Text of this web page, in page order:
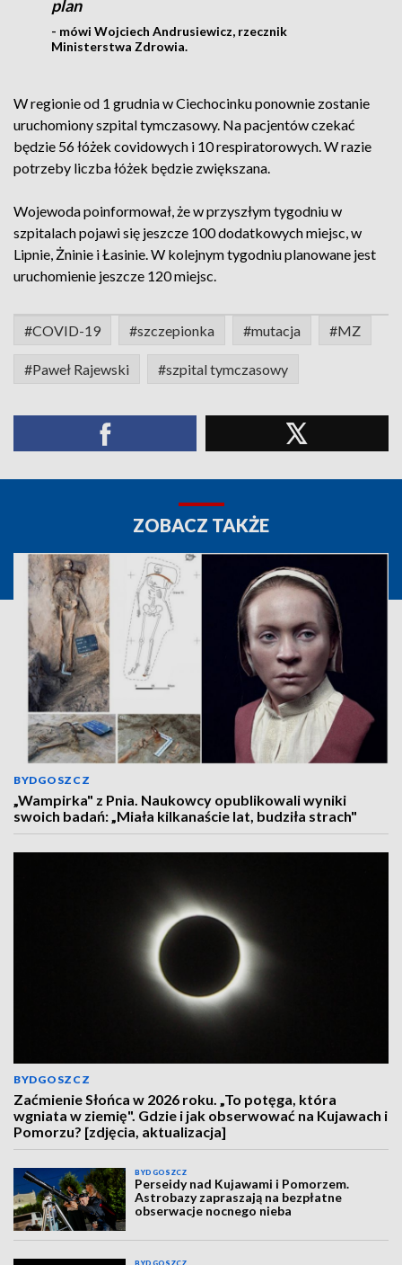
plan
- mówi Wojciech Andrusiewicz, rzecznik
Ministerstwa Zdrowia.
W regionie od 1 grudnia w Ciechocinku ponownie zostanie
uruchomiony szpital tymczasowy. Na pacjentów czekać
będzie 56 łóżek covidowych i 10 respiratorowych. W razie
potrzeby liczba łóżek będzie zwiększana.
Wojewoda poinformował, że w przyszłym tygodniu w
szpitalach pojawi się jeszcze 100 dodatkowych miejsc, w
Lipnie, Żninie i Łasinie. W kolejnym tygodniu planowane jest
uruchomienie jeszcze 120 miejsc.
#COVID-19 #szczepionka #mutacja #MZ
#Paweł Rajewski #szpital tymczasowy
ZOBACZ TAKŻE
BYDGOSZCZ
„Wampirka" z Pnia. Naukowcy opublikowali wyniki
swoich badań: „Miała kilkanaście lat, budziła strach"
BYDGOSZCZ
Zaćmienie Słońca w 2026 roku. „To potęga, która
wgniata w ziemię". Gdzie i jak obserwować na Kujawach i
Pomorzu? [zdjęcia, aktualizacja]
BYDGOSZCZ
Perseidy nad Kujawami i Pomorzem.
Astrobazy zapraszają na bezpłatne
obserwacje nocnego nieba